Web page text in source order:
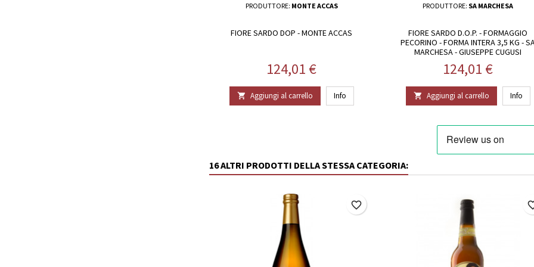
PRODUTTORE: MONTE ACCAS
FIORE SARDO DOP - MONTE ACCAS
Prezzo
124,01 €
 Aggiungi al carrello Info
PRODUTTORE: SA MARCHESA
FIORE SARDO D.O.P. - FORMAGGIO
PECORINO - FORMA INTERA 3,5 KG -
MARCHESA - GIUSEPPE CUGUSI
Prezzo
124,01 €
 Aggiungi al carrello Info
16 ALTRI PRODOTTI DELLA STESSA CATEGORIA:
favorite_border